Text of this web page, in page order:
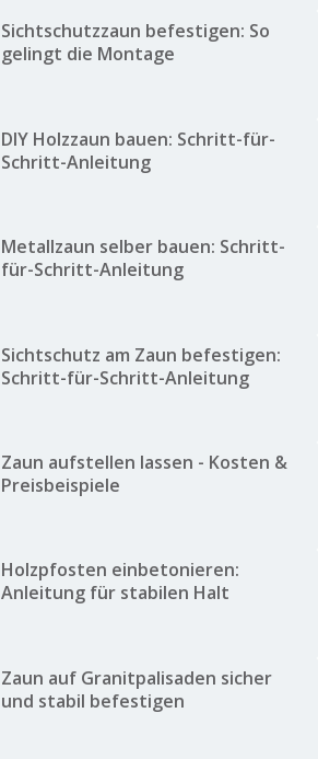
Sichtschutzzaun befestigen: So
gelingt die Montage
DIY Holzzaun bauen: Schritt-für-
Schritt-Anleitung
Metallzaun selber bauen: Schritt-
für-Schritt-Anleitung
Sichtschutz am Zaun befestigen:
Schritt-für-Schritt-Anleitung
Zaun aufstellen lassen - Kosten &
Preisbeispiele
Holzpfosten einbetonieren:
Anleitung für stabilen Halt
Zaun auf Granitpalisaden sicher
und stabil befestigen